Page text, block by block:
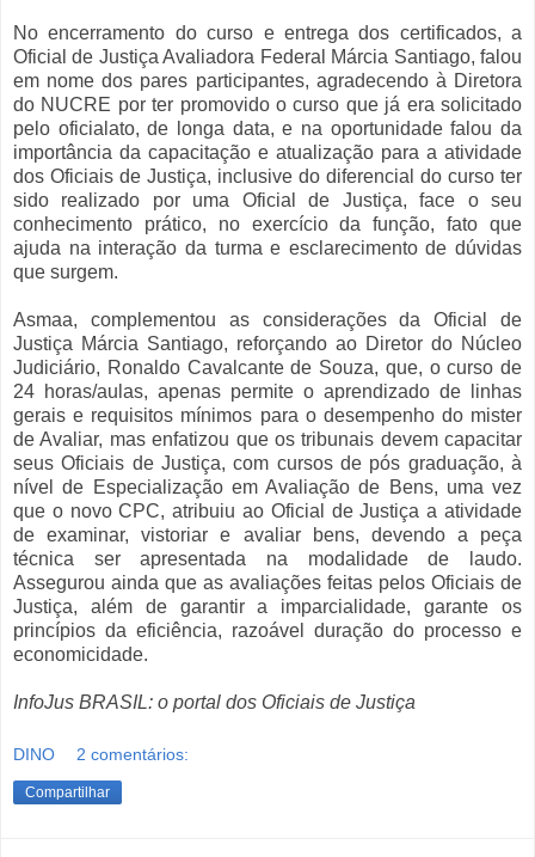
No encerramento do curso e entrega dos certificados, a
Oficial de Justiça Avaliadora Federal Márcia Santiago, falou
em nome dos pares participantes, agradecendo à Diretora
do NUCRE por ter promovido o curso que já era solicitado
pelo oficialato, de longa data, e na oportunidade falou da
importância da capacitação e atualização para a atividade
dos Oficiais de Justiça, inclusive do diferencial do curso ter
sido realizado por uma Oficial de Justiça, face o seu
conhecimento prático, no exercício da função, fato que
ajuda na interação da turma e esclarecimento de dúvidas
que surgem.
Asmaa, complementou as considerações da Oficial de
Justiça Márcia Santiago, reforçando ao Diretor do Núcleo
Judiciário, Ronaldo Cavalcante de Souza, que, o curso de
24 horas/aulas, apenas permite o aprendizado de linhas
gerais e requisitos mínimos para o desempenho do mister
de Avaliar, mas enfatizou que os tribunais devem capacitar
seus Oficiais de Justiça, com cursos de pós graduação, à
nível de Especialização em Avaliação de Bens, uma vez
que o novo CPC, atribuiu ao Oficial de Justiça a atividade
de examinar, vistoriar e avaliar bens, devendo a peça
técnica ser apresentada na modalidade de laudo.
Assegurou ainda que as avaliações feitas pelos Oficiais de
Justiça, além de garantir a imparcialidade, garante os
princípios da eficiência, razoável duração do processo e
economicidade.
InfoJus BRASIL: o portal dos Oficiais de Justiça
DINO 2 comentários:
Compartilhar